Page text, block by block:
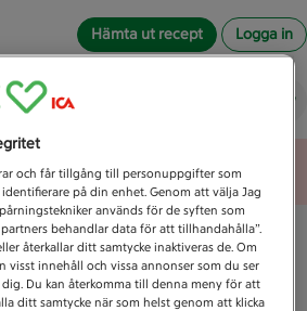
Hämta ut recept Logga in
efter idag?
Unknown error
och får tillgång till personuppgifter som
på din enhet. Genom att välja Jag
används för de syften som
behandlar data för att tillhandahålla”.
återkallar ditt samtycke inaktiveras de. Om
visst innehåll och vissa annonser som du ser
Du kan återkomma till denna meny för att
ditt samtycke när som helst genom att klicka